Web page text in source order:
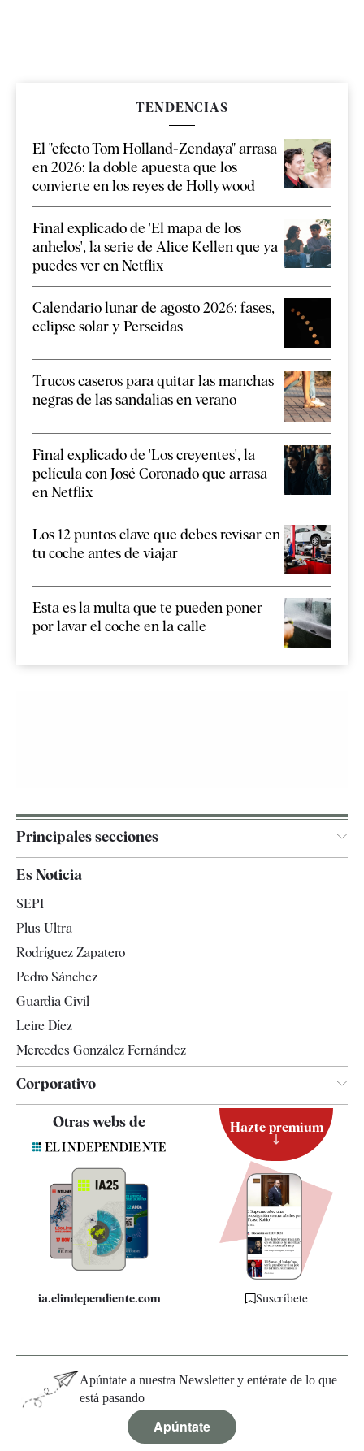
TENDENCIAS
El "efecto Tom Holland-Zendaya" arrasa
en 2026: la doble apuesta que los
convierte en los reyes de Hollywood
Final explicado de 'El mapa de los
anhelos', la serie de Alice Kellen que ya
puedes ver en Netflix
Calendario lunar de agosto 2026: fases,
eclipse solar y Perseidas
Trucos caseros para quitar las manchas
negras de las sandalias en verano
Final explicado de 'Los creyentes', la
película con José Coronado que arrasa
en Netflix
Los 12 puntos clave que debes revisar en
tu coche antes de viajar
Esta es la multa que te pueden poner
por lavar el coche en la calle
Principales secciones
Televisión
Es Noticia
SEPI
Plus Ultra
Rodríguez Zapatero
Pedro Sánchez
Guardia Civil
Leire Díez
Mercedes González Fernández
Corporativo
Quiénes somos
Especificaciones
Otras webs de
ia.elindependiente.com
Hazte premium
Suscríbete
Apúntate a nuestra Newsletter y entérate de lo que
está pasando
Apúntate